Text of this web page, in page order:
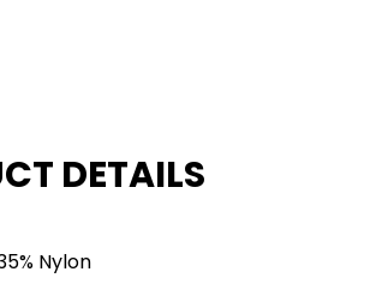
DETAILS
Nylon